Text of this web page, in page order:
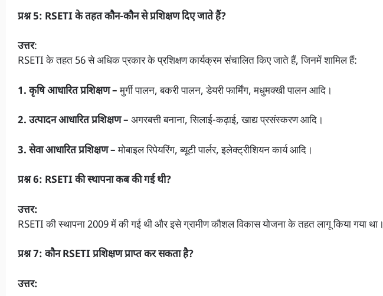
प्रश्न 5: RSETI के तहत कौन-कौन से प्रशिक्षण दिए जाते हैं?
उत्तर:
RSETI के तहत 56 से अधिक प्रकार के प्रशिक्षण कार्यक्रम संचालित किए जाते हैं, जिनमें शामिल हैं:
1. कृषि आधारित प्रशिक्षण –मुर्गी पालन, बकरी पालन, डेयरी फार्मिंग, मधुमक्खी पालन आदि।
2. उत्पादन आधारित प्रशिक्षण – अगरबत्ती बनाना, सिलाई-कढ़ाई, खाद्य प्रसंस्करण आदि।
3. सेवा आधारित प्रशिक्षण –मोबाइल रिपेयरिंग, ब्यूटी पार्लर, इलेक्ट्रीशियन कार्य आदि।
प्रश्न 6: RSETI की स्थापना कब की गई थी?
उत्तर:
RSETI की स्थापना 2009 में की गई थी और इसे ग्रामीण कौशल विकास योजना के तहत लागू किया गया था।
प्रश्न 7: कौन RSETI प्रशिक्षण प्राप्त कर सकता है?
उत्तर: